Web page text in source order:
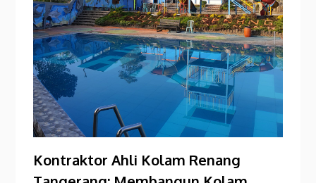
Kontraktor Ahli Kolam Renang